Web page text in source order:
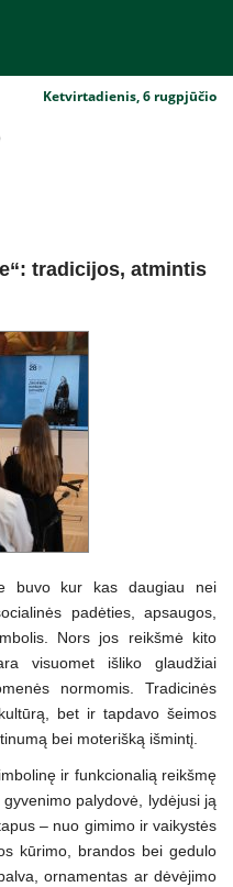
Ketvirtadienis, 6 rugpjūčio
tradicijos, atmintis
buvo kur kas daugiau nei
padėties, apsaugos,
Nors jos reikšmė kito
visuomet išliko glaudžiai
normomis. Tradicinės
bet ir tapdavo šeimos
bei moterišką išmintį.
ir funkcionalią reikšmę
palydovė, lydėjusi ją
– nuo gimimo ir vaikystės
kūrimo, brandos bei gedulo
ornamentas ar dėvėjimo